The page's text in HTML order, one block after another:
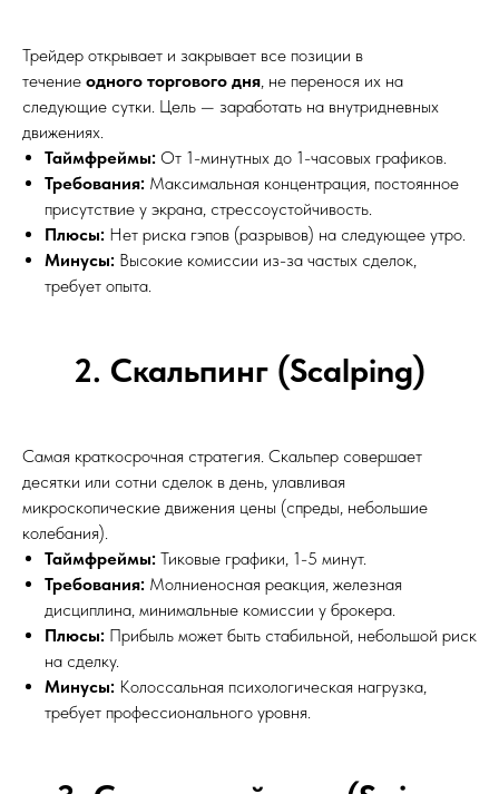
Трейдер открывает и закрывает все позиции в
течение одного торгового дня , не перенося их на
следующие сутки. Цель — заработать на внутридневных
движениях.
Таймфреймы: От 1-минутных до 1-часовых графиков.
Требования: Максимальная концентрация, постоянное
присутствие у экрана, стрессоустойчивость.
Плюсы: Нет риска гэпов (разрывов) на следующее утро.
Минусы: Высокие комиссии из-за частых сделок,
требует опыта.
2. Скальпинг (Scalping)
Самая краткосрочная стратегия. Скальпер совершает
десятки или сотни сделок в день, улавливая
микроскопические движения цены (спреды, небольшие
колебания).
Таймфреймы: Тиковые графики, 1-5 минут.
Требования: Молниеносная реакция, железная
дисциплина, минимальные комиссии у брокера.
Плюсы: Прибыль может быть стабильной, небольшой риск
на сделку.
Минусы: Колоссальная психологическая нагрузка,
требует профессионального уровня.